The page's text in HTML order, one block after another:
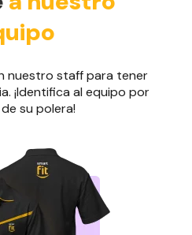
nuestro staff para tener
¡Identifica al equipo por
su polera!